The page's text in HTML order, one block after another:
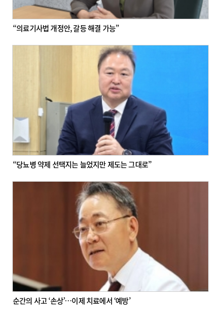
“의료기사법 개정안, 갈등 해결 가능”
“당뇨병 약제 선택지는 늘었지만 제도는 그대로”
순간의 사고 ‘손상’…이제 치료에서 ‘예방’